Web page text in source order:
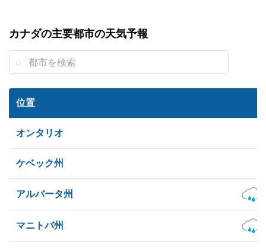
カナダの主要都市の天気予報
位置
オンタリオ
ケベック州
アルバータ州
マニトバ州